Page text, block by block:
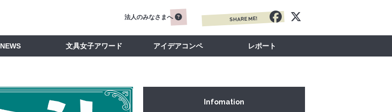
NEWS 文具女子アワード アイデアコンペ レポート
法人のみなさまへ SHARE ME!
Infomation